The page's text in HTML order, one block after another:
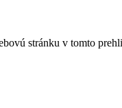
stránku v tomto